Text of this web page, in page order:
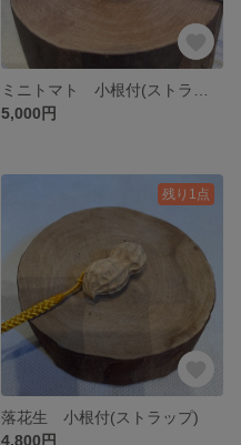
5,000円
残り1点
落花生 小根付(ストラップ)
4,800円